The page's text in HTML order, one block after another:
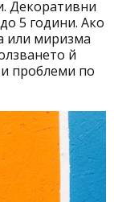
Декоративни
5 години. Ако
или миризма
й
проблеми по